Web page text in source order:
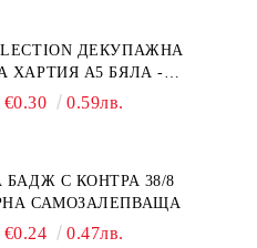
ДЕКУПАЖНА
ХАРТИЯ А5 БЯЛА -
€0.30 0.59лв.
БАДЖ С КОНТРА 38/8
САМОЗАЛЕПВАЩА
€0.24 0.47лв.